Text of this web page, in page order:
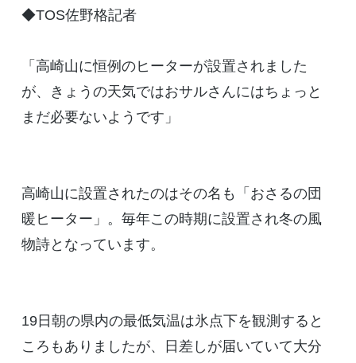
◆TOS佐野格記者
「高崎山に恒例のヒーターが設置されました
が、きょうの天気ではおサルさんにはちょっと
まだ必要ないようです」
高崎山に設置されたのはその名も「おさるの団
暖ヒーター」。毎年この時期に設置され冬の風
物詩となっています。
19日朝の県内の最低気温は氷点下を観測すると
ころもありましたが、日差しが届いていて大分